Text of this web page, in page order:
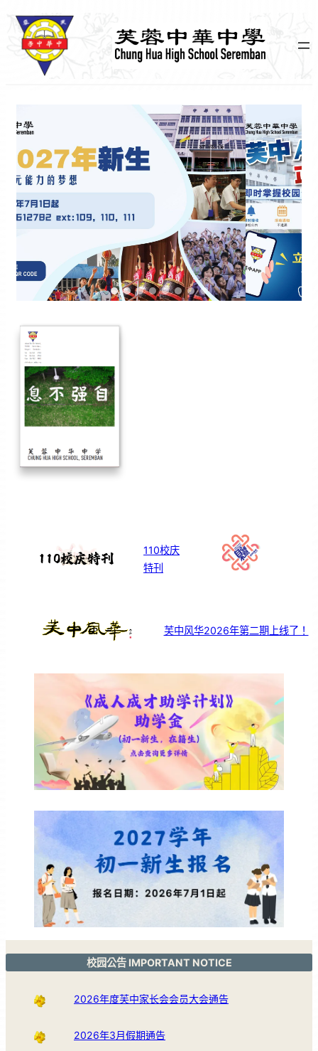
110校庆
特刊
芙中风华2026年第二期上线了！
校园公告 IMPORTANT NOTICE
2026年度芙中家长会会员大会通告
2026年3月假期通告